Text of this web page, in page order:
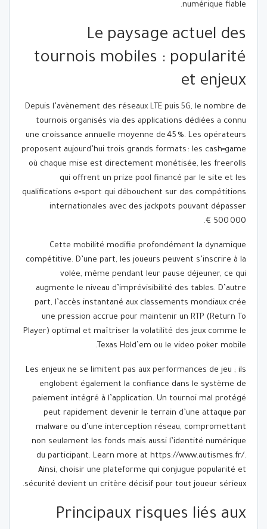
numérique fiable.
Le paysage actuel des
tournois mobiles : popularité
et enjeux
Depuis l’avènement des réseaux LTE puis 5G, le nombre de
tournois organisés via des applications dédiées a connu
une croissance annuelle moyenne de 45 %. Les opérateurs
proposent aujourd’hui trois grands formats : les cash‑game
où chaque mise est directement monétisée, les freerolls
qui offrent un prize pool financé par le site et les
qualifications e‑sport qui débouchent sur des compétitions
internationales avec des jackpots pouvant dépasser
500 000 €.
Cette mobilité modifie profondément la dynamique
compétitive. D’une part, les joueurs peuvent s’inscrire à la
volée, même pendant leur pause déjeuner, ce qui
augmente le niveau d’imprévisibilité des tables. D’autre
part, l’accès instantané aux classements mondiaux crée
une pression accrue pour maintenir un RTP (Return To
Player) optimal et maîtriser la volatilité des jeux comme le
Texas Hold’em ou le video poker mobile.
Les enjeux ne se limitent pas aux performances de jeu ; ils
englobent également la confiance dans le système de
paiement intégré à l’application. Un tournoi mal protégé
peut rapidement devenir le terrain d’une attaque par
malware ou d’une interception réseau, compromettant
non seulement les fonds mais aussi l’identité numérique
du participant. Learn more at https://www.autismes.fr/.
Ainsi, choisir une plateforme qui conjugue popularité et
sécurité devient un critère décisif pour tout joueur sérieux.
Principaux risques liés aux